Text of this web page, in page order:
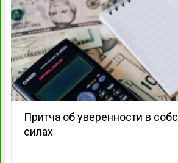
Притча об уверенности в
силах